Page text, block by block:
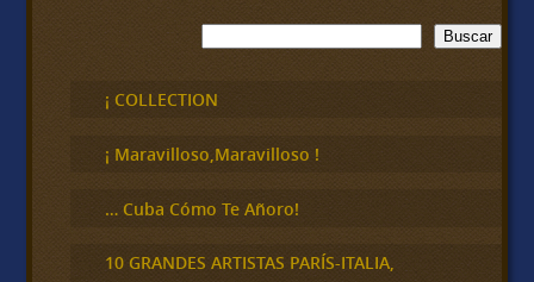
B
u
c
a
Buscar
¡ COLLECTION
¡ Maravilloso,Maravilloso !
… Cuba Cómo Te Añoro!
10 GRANDES ARTISTAS PARÍS-ITALIA,